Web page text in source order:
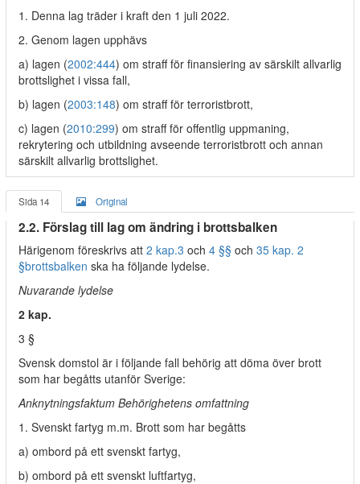
1. Denna lag träder i kraft den 1 juli 2022.
2. Genom lagen upphävs
a) lagen (2002:444) om straff för finansiering av särskilt allvarlig
brottslighet i vissa fall,
b) lagen (2003:148) om straff för terroristbrott,
c) lagen (2010:299) om straff för offentlig uppmaning,
rekrytering och utbildning avseende terroristbrott och annan
särskilt allvarlig brottslighet.
Sida 14 Original
2.2. Förslag till lag om ändring i brottsbalken
Härigenom föreskrivs att 2 kap.3 och 4 §§ och 35 kap. 2
§brottsbalken ska ha följande lydelse.
Nuvarande lydelse
2 kap.
3 §
Svensk domstol är i följande fall behörig att döma över brott
som har begåtts utanför Sverige:
Anknytningsfaktum Behörighetens omfattning
1. Svenskt fartyg m.m. Brott som har begåtts
a) ombord på ett svenskt fartyg,
b) ombord på ett svenskt luftfartyg,